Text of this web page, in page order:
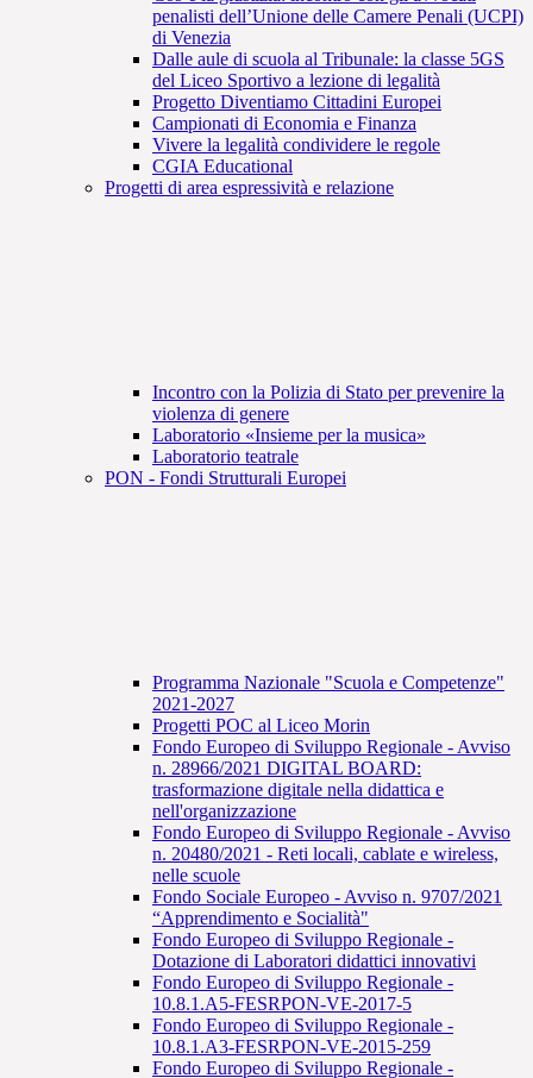
penalisti dell’Unione delle Camere Penali (UCPI)
di Venezia
Dalle aule di scuola al Tribunale: la classe 5GS
del Liceo Sportivo a lezione di legalità
Progetto Diventiamo Cittadini Europei
Campionati di Economia e Finanza
Vivere la legalità condividere le regole
CGIA Educational
Progetti di area espressività e relazione
Incontro con la Polizia di Stato per prevenire la
violenza di genere
Laboratorio «Insieme per la musica»
Laboratorio teatrale
PON - Fondi Strutturali Europei
Programma Nazionale "Scuola e Competenze"
2021-2027
Progetti POC al Liceo Morin
Fondo Europeo di Sviluppo Regionale - Avviso
n. 28966/2021 DIGITAL BOARD:
trasformazione digitale nella didattica e
nell'organizzazione
Fondo Europeo di Sviluppo Regionale - Avviso
n. 20480/2021 - Reti locali, cablate e wireless,
nelle scuole
Fondo Sociale Europeo - Avviso n. 9707/2021
“Apprendimento e Socialità"
Fondo Europeo di Sviluppo Regionale -
Dotazione di Laboratori didattici innovativi
Fondo Europeo di Sviluppo Regionale -
10.8.1.A5-FESRPON-VE-2017-5
Fondo Europeo di Sviluppo Regionale -
10.8.1.A3-FESRPON-VE-2015-259
Fondo Europeo di Sviluppo Regionale -